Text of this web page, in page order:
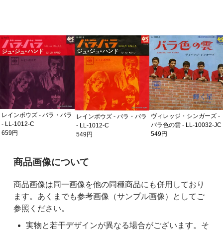
レインボウズ - バラ・バラ
- LL-1012-C
659円
レインボウズ - バラ・バラ
- LL-1012-C
549円
ヴィレッジ・シンガーズ -
バラ色の雲 - LL-10032-JC
549円
ご購入前の注意事項
商品画像について
商品画像は同一画像を他の同種商品にも併用しており
ます。あくまでも参考画像（サンプル画像）としてご
参照ください。
実物と若干デザインが異なる場合がございます。そ